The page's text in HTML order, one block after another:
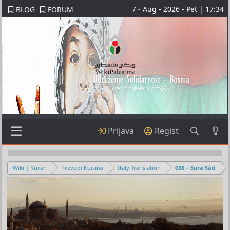
BLOG FORUM 7 - Aug - 2026 - Pet | 17:34
Prijava Regist
Wiki | Kuran Prevodi Kurana Italy Translation 038 – Sura Sâd